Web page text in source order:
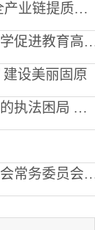
我看政府工作报告丨推进马铃薯全产业链提质增效
我看政府工作报告 | 优化集团化办
设美丽固原
我看政府工作报告 | 破解小区治理的执法困局 重塑小区治理的执法秩序
一图读懂 | 政协第五届固原市委